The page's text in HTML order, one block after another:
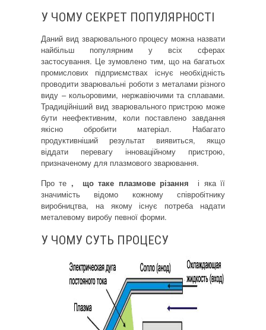
У ЧОМУ СЕКРЕТ ПОПУЛЯРНОСТІ
Даний вид зварювального процесу можна назвати
найбільш популярним у всіх сферах
застосування. Це зумовлено тим, що на багатьох
промислових підприємствах існує необхідність
проводити зварювальні роботи з металами різного
виду – кольоровими, нержавіючими та сплавами.
Традиційніший вид зварювального пристрою може
бути неефективним, коли поставлено завдання
якісно обробити матеріал. Набагато
продуктивніший результат виявиться, якщо
віддати перевагу інноваційному пристрою,
призначеному для плазмового зварювання.
Про те , що таке плазмове різання
і яка її
значимість відомо кожному співробітнику
виробництва, на якому існує потреба надати
металевому виробу певної форми.
У ЧОМУ СУТЬ ПРОЦЕСУ